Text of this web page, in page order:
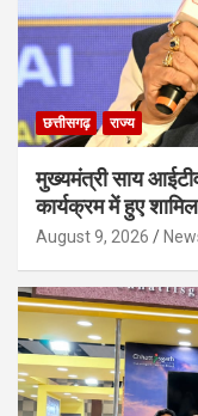
छत्तीसगढ़ राज्य
मुख्यमंत्री साय
कार्यक्रम में हुए शामिल
August 9, 2026